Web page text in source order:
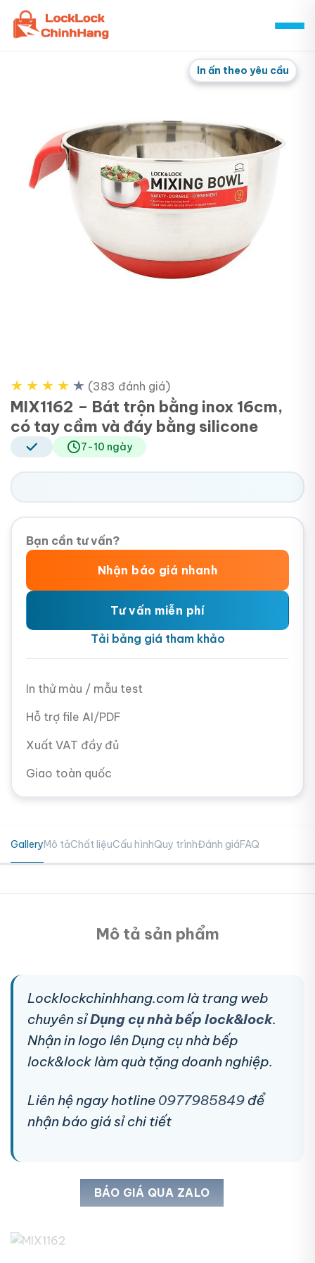
Skip
content
In ấn theo yêu cầu
★ ★ ★ ★ ★ (383 đánh giá)
MIX1162 – Bát trộn bằng inox 16cm,
có tay cầm và đáy bằng silicone
7-10 ngày
Bạn cần tư vấn?
Nhận báo giá nhanh
Tư vấn miễn phí
Tải bảng giá tham khảo
In thử màu / mẫu test
Hỗ trợ file AI/PDF
Xuất VAT đầy đủ
Giao toàn quốc
GalleryMô tảChất liệuCấu hìnhQuy trìnhĐánh giáFAQ
Mô tả sản phẩm
Locklockchinhhang.com là trang web
chuyên sỉDụng cụ nhà bếp lock&lock.
Nhận in logo lên Dụng cụ nhà bếp
lock&lock làm quà tặng doanh nghiệp.
Liên hệ ngay hotline 0977985849 để
nhận báo giá sỉ chi tiết
BÁO GIÁ QUA ZALO